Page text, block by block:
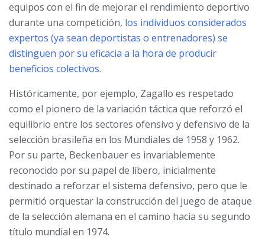
equipos con el fin de mejorar el rendimiento deportivo
durante una competición, los individuos considerados
expertos (ya sean deportistas o entrenadores) se
distinguen por su eficacia a la hora de producir
beneficios colectivos.
Históricamente, por ejemplo, Zagallo es respetado
como el pionero de la variación táctica que reforzó el
equilibrio entre los sectores ofensivo y defensivo de la
selección brasileña en los Mundiales de 1958 y 1962.
Por su parte, Beckenbauer es invariablemente
reconocido por su papel de líbero, inicialmente
destinado a reforzar el sistema defensivo, pero que le
permitió orquestar la construcción del juego de ataque
de la selección alemana en el camino hacia su segundo
título mundial en 1974.